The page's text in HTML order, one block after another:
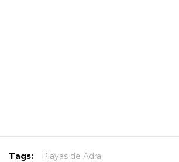
Tags: Playas de Adra